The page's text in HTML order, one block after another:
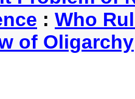
: Who
of Oligarchy